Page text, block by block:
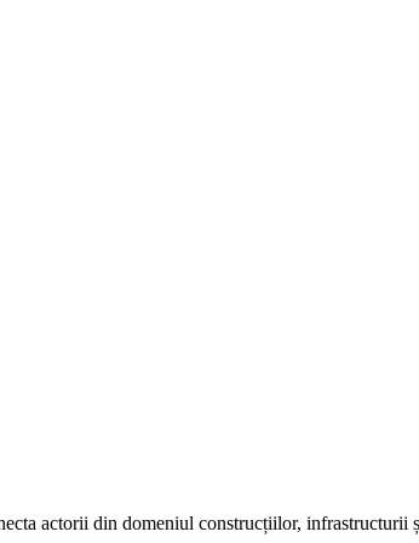
actorii din domeniul construcțiilor, infrastructurii